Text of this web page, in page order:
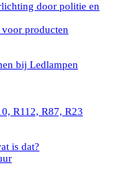
220V
flitsers
door politie en
producten
bij Ledlampen
R112, R87, R23
is dat?